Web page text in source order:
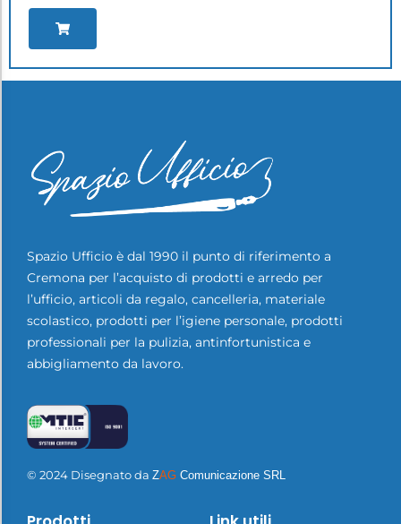
Spazio Ufficio è dal 1990 il punto di riferimento a
Cremona per l’acquisto di prodotti e arredo per
l’ufficio, articoli da regalo, cancelleria, materiale
scolastico, prodotti per l’igiene personale, prodotti
professionali per la pulizia, antinfortunistica e
abbigliamento da lavoro.
© 2024 Disegnato da ZAG Comunicazione SRL